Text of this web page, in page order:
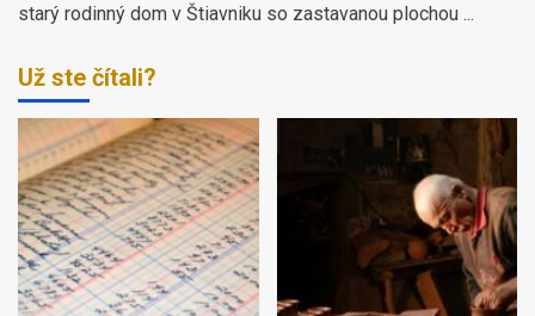
starý rodinný dom v Štiavniku so zastavanou plochou ...
Už ste čítali?